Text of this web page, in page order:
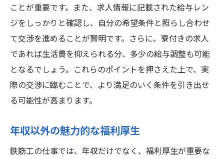
ことが重要です。また、求人情報に記載された給与レン
ジをしっかりと確認し、自分の希望条件と照らし合わせ
て交渉を進めることが賢明です。さらに、寮付きの求人
であれば生活費を抑えられる分、多少の給与調整も可能
となるでしょう。これらのポイントを押さえた上で、実
際の交渉に臨むことで、より満足のいく条件を引き出せ
る可能性が高まります。
年収以外の魅力的な福利厚生
鉄筋工の仕事では、年収だけでなく、福利厚生が重要な